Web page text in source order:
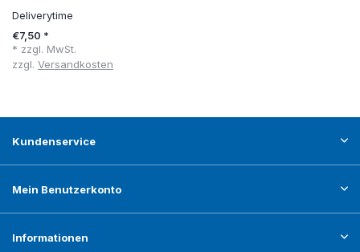
Deliverytime
€7,50 *
* zzgl. MwSt.
zzgl. Versandkosten
Kundenservice
Mein Benutzerkonto
Informationen